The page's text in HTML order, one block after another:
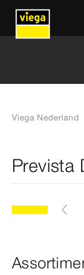
Viega Nederland
Prevista
Algemeen